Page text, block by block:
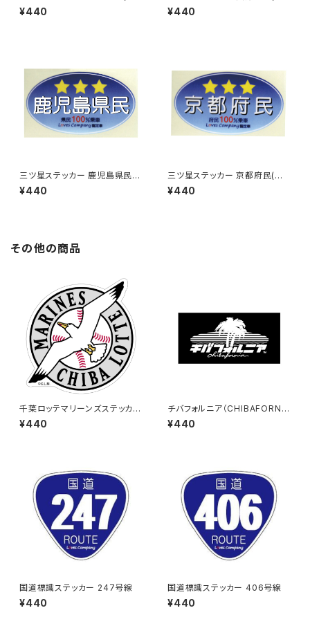
ルー)
¥440
ルー)
¥440
三ツ星ステッカー 鹿児島県民
(ブルー)
¥440
三ツ星ステッカー 京都府民(ブ
ルー)
¥440
その他の商品
千葉ロッテマリーンズステッカー
15
¥440
チバフォルニア（CHIBAFORNI
A）ステッカーB（Black）
¥440
国道標識ステッカー 247号線
¥440
国道標識ステッカー 406号線
¥440